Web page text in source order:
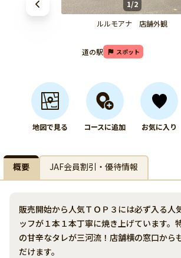
1/2
ルルモアナ 店舗外観
道の駅 スポット
地図で見る コースに追加 お気に入り
概要 JAF会員割引・優待情報
販売開始から人気ＴＯＰ３には必ず入る人
ッフが１本１本丁寧に焼き上げています。
の甘辛なタレが三河流！店舗横の窓口から
だけます。